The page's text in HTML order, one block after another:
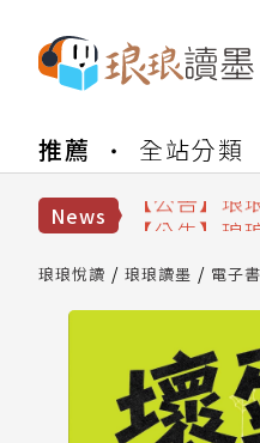
推薦 全站分類
News
【公告】因
【公告】
【公告】琅
【公告】因
琅琅悅讀 琅琅讀墨 電子書